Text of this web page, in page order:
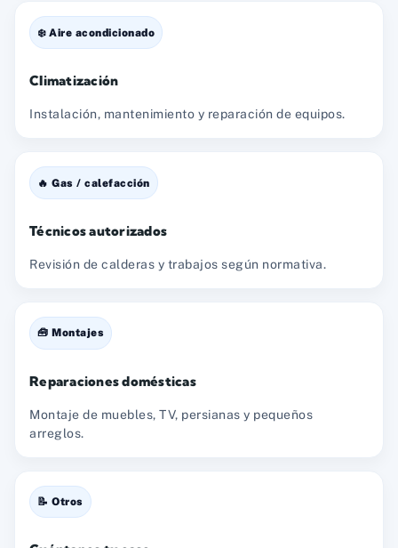
❄️ Aire acondicionado
Climatización
Instalación, mantenimiento y reparación de equipos.
🔥 Gas / calefacción
Técnicos autorizados
Revisión de calderas y trabajos según normativa.
🧰 Montajes
Reparaciones domésticas
Montaje de muebles, TV, persianas y pequeños
arreglos.
📝 Otros